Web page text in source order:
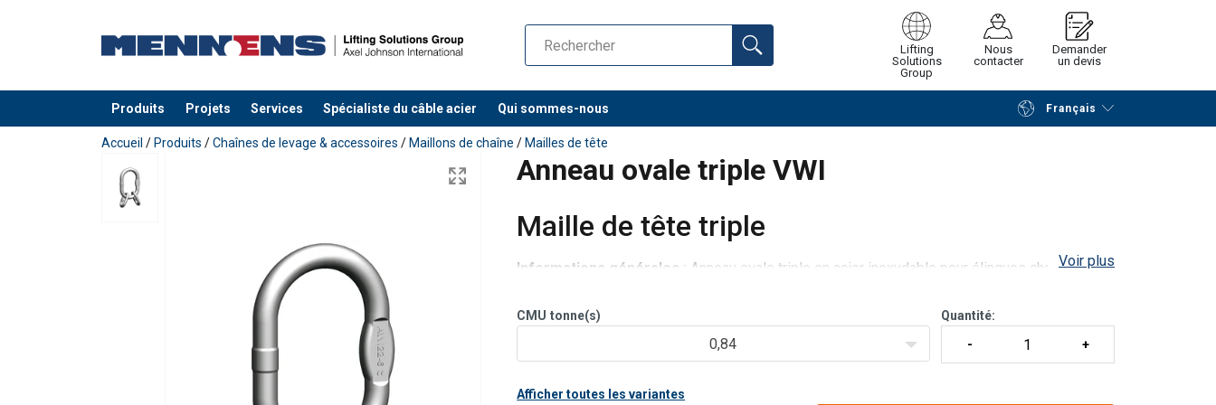
Lifting
Solutions
Group
Nous
contacter
Demander
un devis
Produits Projets Services Spécialiste du câble acier Qui sommes-nous Français
Ajouté au panier Poursuivre Envoyer demande
Accueil / Produits /Chaînes de levage & accessoires / Maillons de chaîne / Mailles de tête
Anneau ovale triple VWI
Maille de tête triple
Informations générales : Anneau ovale triple en acier inoxydable pour élingues chaînes à 3
Testé à 100% de sa capacité de charge.
Voir plus
CMU tonne(s)
0,84
Quantité:
Afficher toutes les variantes